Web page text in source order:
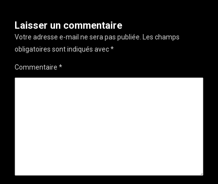
Laisser un commentaire
Votre adresse e-mail ne sera pas publiée. Les champs
obligatoires sont indiqués avec*
Commentaire *